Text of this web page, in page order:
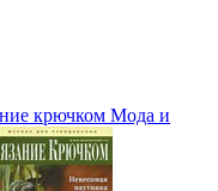
крючком Мода и